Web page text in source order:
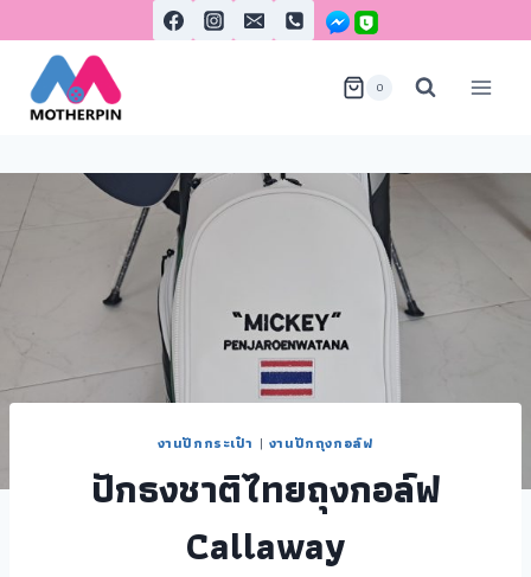
0
งานปักกระเป๋า | งานปักถุงกอล์ฟ
ปักธงชาติไทยถุงกอล์ฟ
Callaway